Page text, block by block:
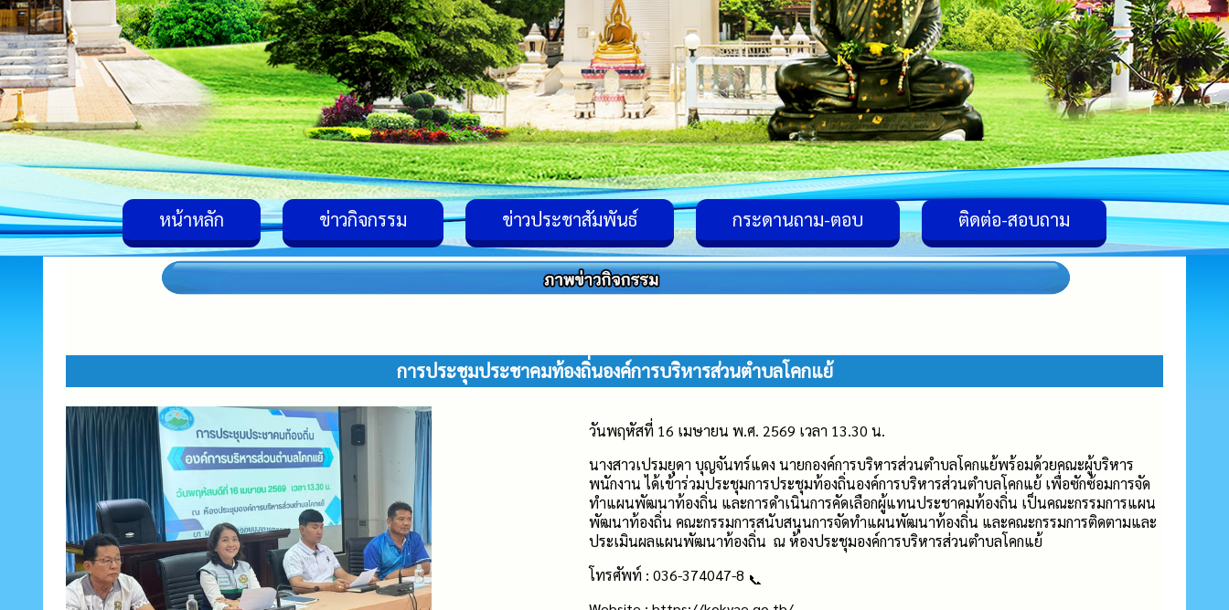
หน้าหลัก ข่าวกิจกรรม ข่าวประชาสัมพันธ์ กระดานถาม-ตอบ ติดต่อ-สอบถาม
การประชุมประชาคมท้องถิ่นองค์การบริหารส่วนตำบลโคกแย้
วันพฤหัสที่ 16 เมษายน พ.ศ. 2569 เวลา 13.30 น.
นางสาวเปรมยุดา บุญจันทร์แดง นายกองค์การบริหารส่วนตำบลโคกแย้พร้อมด้วยคณะผู้บริหาร
พนักงาน ได้เข้าร่วมประชุมการประชุมท้องถิ่นองค์การบริหารส่วนตำบลโคกแย้ เพื่อซักซ้อมการจัด
ทำแผนพัฒนาท้องถิ่น และการดำเนินการคัดเลือกผู้แทนประชาคมท้องถิ่น เป็นคณะกรรมการแผน
พัฒนาท้องถิ่น คณะกรรมการสนับสนุนการจัดทำแผนพัฒนาท้องถิ่น และคณะกรรมการติดตามและ
ประเมินผลแผนพัฒนาท้องถิ่น ณ ห้องประชุมองค์การบริหารส่วนตำบลโคกแย้
โทรศัพท์ : 036-374047-8